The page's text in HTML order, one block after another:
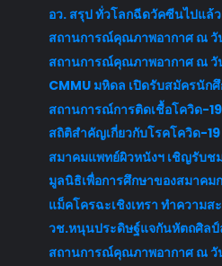
อว. สรุป ทั่วโลกฉีดวัคซีนไปแล้
สถานการณ์คุณภาพอากาศ ณ วั
สถานการณ์คุณภาพอากาศ ณ วั
CMMU มหิดล เปิดรับสมัครนัก
สถานการณ์การติดเชื้อโควิด-
สถิติสำคัญเกี่ยวกับโรคโควิด-
สมาคมแพทย์ผิวหนังฯ เชิญรับช
มูลนิธิเพื่อการศึกษาของสมาคม
แม็คโครฉะเชิงเทรา ทำความส
วช.หนุนประดิษฐ์แจกันหัตถศิล
สถานการณ์คุณภาพอากาศ ณ วั